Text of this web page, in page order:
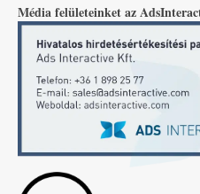
Média felületeinket az